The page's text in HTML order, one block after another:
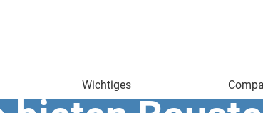
Wichtiges